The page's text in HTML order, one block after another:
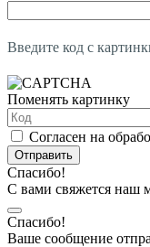
Введите код с
Поменять картинку
Согласен на
Отправить
Спасибо!
С вами свяжется наш
Спасибо!
Ваше сообщение